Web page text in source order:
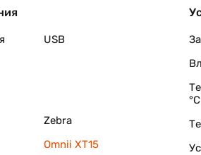
USB
Zebra
Omnii XT15
°C